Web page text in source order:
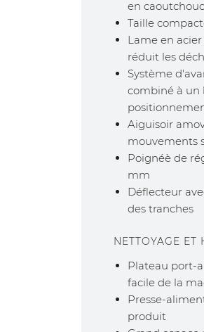
en
Taille
Lame en
réduit les
Système
combiné à
Aiguisoir
mouvements
Poignéè de
mm
Déflecteur
des tranches
NETTOYAGE ET
Plateau port-
facile de la
Presse-
produit